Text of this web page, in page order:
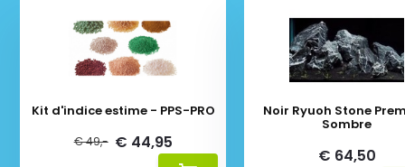
Kit d'indice estime - PPS-PRO
€ 49,- € 44,95
Noir Ryuoh Stone
Sombre
€ 64,50